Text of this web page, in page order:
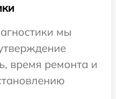
мы
время ремонта и